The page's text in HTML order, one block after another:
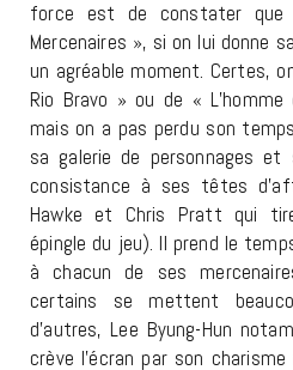
force est de constater
Mercenaires », si on lui donne
un agréable moment. Certes,
Rio Bravo » ou de «
mais on a pas perdu son
sa galerie de personnages
consistance à ses têtes
Hawke et Chris Pratt qui
épingle du jeu). Il prend le
à chacun de ses
certains se mettent
d’autres, Lee Byung-Hun
crève l’écran par son